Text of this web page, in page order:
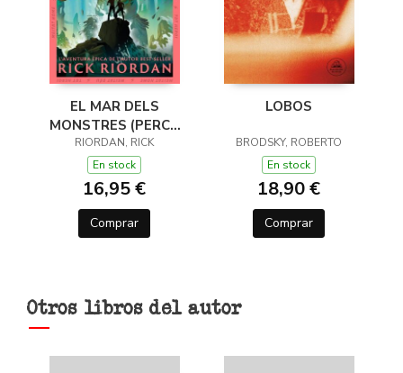
EL MAR DELS
MONSTRES (PERCY
JACKSON I ELS DÉUS
DE L'OLIMP 2)
RIORDAN, RICK
En stock
16,95 €
Comprar
LOBOS
BRODSKY, ROBERTO
En stock
18,90 €
Comprar
Otros libros del autor